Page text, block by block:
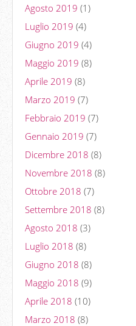
Agosto 2019 (1)
Luglio 2019 (4)
Giugno 2019 (4)
Maggio 2019 (8)
Aprile 2019 (8)
Marzo 2019 (7)
Febbraio 2019 (7)
Gennaio 2019 (7)
Dicembre 2018 (8)
Novembre 2018 (8)
Ottobre 2018 (7)
Settembre 2018 (8)
Agosto 2018 (3)
Luglio 2018 (8)
Giugno 2018 (8)
Maggio 2018 (9)
Aprile 2018 (10)
Marzo 2018 (8)